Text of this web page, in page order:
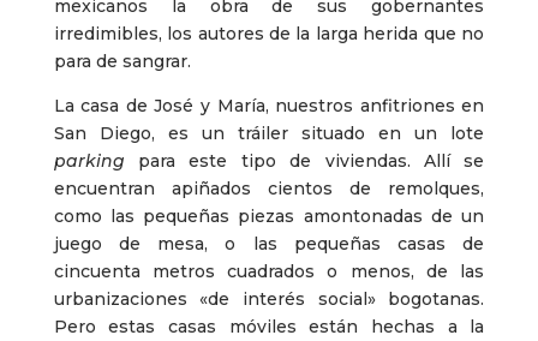
mexicanos la obra de sus gobernantes
irredimibles, los autores de la larga herida que no
para de sangrar.
La casa de José y María, nuestros anfitriones en
San Diego, es un tráiler situado en un lote
parking para este tipo de viviendas. Allí se
encuentran apiñados cientos de remolques,
como las pequeñas piezas amontonadas de un
juego de mesa, o las pequeñas casas de
cincuenta metros cuadrados o menos, de las
urbanizaciones «de interés social» bogotanas.
Pero estas casas móviles están hechas a la